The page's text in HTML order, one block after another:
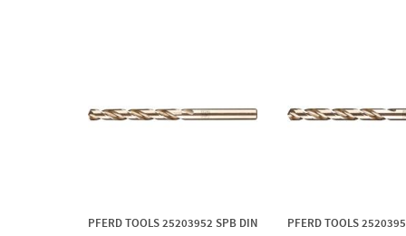
PFERD TOOLS 25203952 SPB DIN
PFERD TOOLS